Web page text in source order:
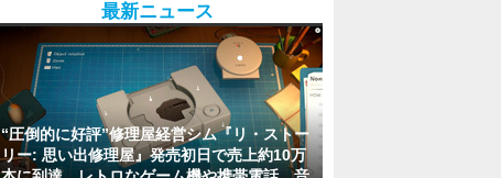
最新ニュース
“圧倒的に好評”修理屋経営シム『リ・ストー
リー: 思い出修理屋』発売初日で売上約10万